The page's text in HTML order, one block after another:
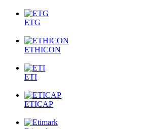
ETG
ETHICON
ETI
ETICAP